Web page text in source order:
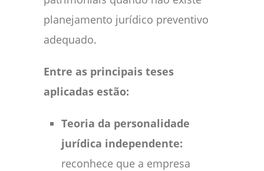
planejamento jurídico preventivo
adequado.
Entre as principais teses
aplicadas estão:
Teoria da personalidade
jurídica independente:
reconhece que a empresa